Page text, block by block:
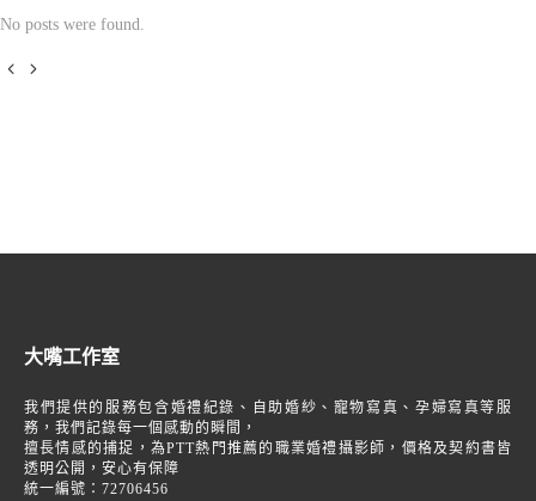
No posts were found.
大嘴工作室
我們提供的服務包含婚禮紀錄、自助婚紗、寵物寫真、孕婦寫真等服
務，我們記錄每一個感動的瞬間，
擅長情感的捕捉，為PTT熱門推薦的職業婚禮攝影師，價格及契約書皆
透明公開，安心有保障
統一編號：72706456